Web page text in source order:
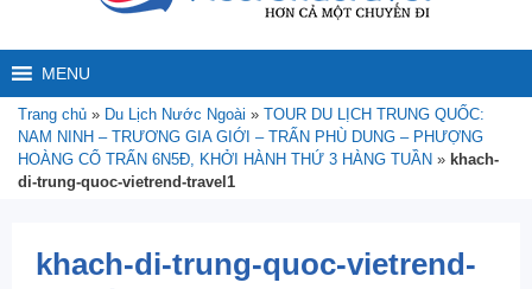
MENU
Trang chủ » Du Lịch Nước Ngoài » TOUR DU LỊCH TRUNG QUỐC:
NAM NINH – TRƯƠNG GIA GIỚI – TRẤN PHÙ DUNG – PHƯỢNG
HOÀNG CỔ TRẤN 6N5Đ, KHỞI HÀNH THỨ 3 HÀNG TUẦN » khach-
di-trung-quoc-vietrend-travel1
khach-di-trung-quoc-vietrend-